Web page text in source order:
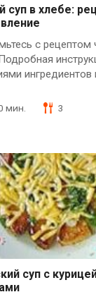
суп в хлебе:
с рецептом
ингредиентов
мин. 3
суп с